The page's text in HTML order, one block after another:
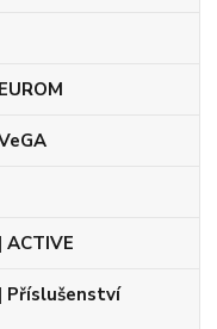
Příslušenství